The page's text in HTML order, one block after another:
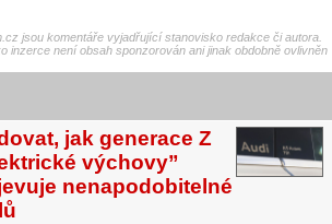
jsou komentáře vyjadřující stanovisko redakce či autora.
inzerce není obsah sponzorován ani jinak obdobně ovlivněn
jak generace Z
výchovy”
nenapodobitelné